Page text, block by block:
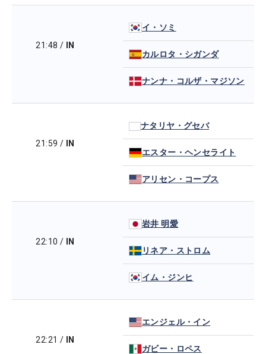
21:48 / IN
イ・ソミ
カルロタ・シガンダ
ナンナ・コルザ・マジソン
21:59 / IN
ナタリヤ・グセバ
エスター・ヘンセライト
アリセン・コープス
22:10 / IN
岩井 明愛
リネア・ストロム
イム・ジンヒ
22:21 / IN
エンジェル・イン
ガビー・ロペス